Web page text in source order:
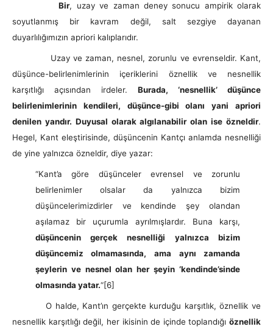
Bir, uzay ve zaman deney sonucu ampirik olarak
soyutlanmış bir kavram değil, salt sezgiye dayanan
duyarlılığımızın apriori kalıplarıdır.
Uzay ve zaman, nesnel, zorunlu ve evrenseldir. Kant,
düşünce-belirlenimlerinin içeriklerini öznellik ve nesnellik
karşıtlığı açısından irdeler. Burada, ‘nesnellik’ düşünce
belirlenimlerinin kendileri, düşünce-gibi olanı yani apriori
denilen yandır. Duyusal olarak algılanabilir olan ise özneldir.
Hegel, Kant eleştirisinde, düşüncenin Kantçı anlamda nesnelliği
de yine yalnızca özneldir, diye yazar:
“Kant’a göre düşünceler evrensel ve zorunlu
belirlenimler olsalar da yalnızca bizim
düşüncelerimizdirler ve kendinde şey olandan
aşılamaz bir uçurumla ayrılmışlardır. Buna karşı,
düşüncenin gerçek nesnelliği yalnızca bizim
düşüncemiz olmamasında, ama aynı zamanda
şeylerin ve nesnel olan her şeyin ‘kendinde’sinde
olmasında yatar.“[6]
O halde, Kant’ın gerçekte kurduğu karşıtlık, öznellik ve
nesnellik karşıtlığı değil, her ikisinin de içinde toplandığı öznellik